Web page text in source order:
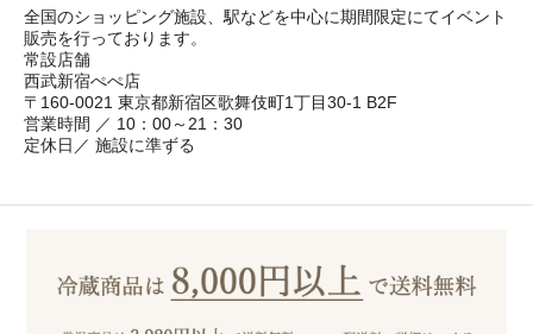
全国のショッピング施設、駅などを中心に期間限定にてイベント
販売を行っております。
常設店舗
西武新宿ぺぺ店
〒160-0021 東京都新宿区歌舞伎町1丁目30-1 B2F
営業時間 ／ 10：00～21：30
定休日／ 施設に準ずる